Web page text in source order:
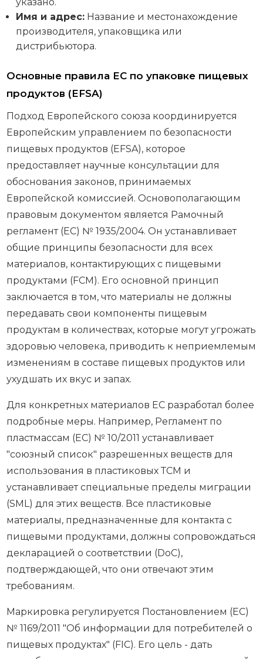
Имя и адрес: Название и местонахождение
производителя, упаковщика или
дистрибьютора.
Основные правила ЕС по упаковке пищевых
продуктов (EFSA)
Подход Европейского союза координируется
Европейским управлением по безопасности
пищевых продуктов (EFSA), которое
предоставляет научные консультации для
обоснования законов, принимаемых
Европейской комиссией. Основополагающим
правовым документом является Рамочный
регламент (ЕС) № 1935/2004. Он устанавливает
общие принципы безопасности для всех
материалов, контактирующих с пищевыми
продуктами (FCM). Его основной принцип
заключается в том, что материалы не должны
передавать свои компоненты пищевым
продуктам в количествах, которые могут угрожать
здоровью человека, приводить к неприемлемым
изменениям в составе пищевых продуктов или
ухудшать их вкус и запах.
Для конкретных материалов ЕС разработал более
подробные меры. Например, Регламент по
пластмассам (ЕС) № 10/2011 устанавливает
"союзный список" разрешенных веществ для
использования в пластиковых ТСМ и
устанавливает специальные пределы миграции
(SML) для этих веществ. Все пластиковые
материалы, предназначенные для контакта с
пищевыми продуктами, должны сопровождаться
декларацией о соответствии (DoC),
подтверждающей, что они отвечают этим
требованиям.
Маркировка регулируется Постановлением (ЕС)
№ 1169/2011 "Об информации для потребителей о
пищевых продуктах" (FIC). Его цель - дать